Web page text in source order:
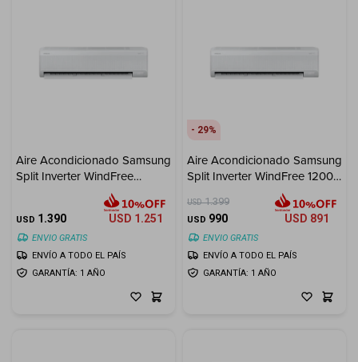
Aire Acondicionado Samsung
Split Inverter WindFree
USD 1.390 USD 1.251
ENVIO GRATIS
GARANTÍA: 1 AÑO
ENVÍO A TODO EL PAÍS
29
Aire Acondicionado Samsung
Split Inverter WindFree 12000
USD 1.399
USD 990 USD 891
ENVIO GRATIS
GARANTÍA: 1 AÑO
ENVÍO A TODO EL PAÍS